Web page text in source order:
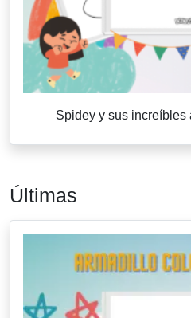
Spidey y sus increíbles
Últimas